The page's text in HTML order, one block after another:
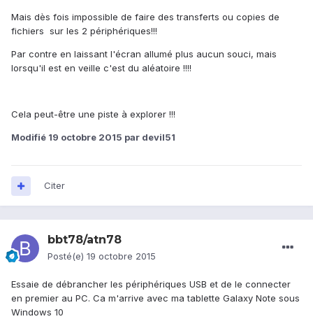
Mais dès fois impossible de faire des transferts ou copies de
fichiers sur les 2 périphériques!!!
Par contre en laissant l'écran allumé plus aucun souci, mais
lorsqu'il est en veille c'est du aléatoire !!!!
Cela peut-être une piste à explorer !!!
Modifié 19 octobre 2015 par devil51
Citer
bbt78/atn78
Posté(e) 19 octobre 2015
Essaie de débrancher les périphériques USB et de le connecter
en premier au PC. Ca m'arrive avec ma tablette Galaxy Note sous
Windows 10